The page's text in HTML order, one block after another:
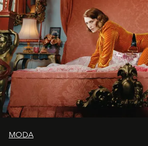
MODA